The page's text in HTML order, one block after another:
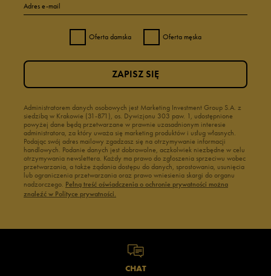
Adres e-mail
Oferta damska Oferta męska
Administratorem danych osobowych jest Marketing Investment Group S.A. z
siedzibą w Krakowie (31-871), os. Dywizjonu 303 paw. 1, udostępnione
powyżej dane będą przetwarzane w prawnie uzasadnionym interesie
administratora, za który uważa się marketing produktów i usług własnych.
Podając swój adres mailowy zgadzasz się na otrzymywanie informacji
handlowych. Podanie danych jest dobrowolne, aczkolwiek niezbędne w celu
otrzymywania newslettera. Każdy ma prawo do zgłoszenia sprzeciwu wobec
przetwarzania, a także żądania dostępu do danych, sprostowania, usunięcia
lub ograniczenia przetwarzania oraz prawo wniesienia skargi do organu
nadzorczego. Pełną treść oświadczenia o ochronie prywatności można
znaleźć w Polityce prywatności.
ZAPISZ SIĘ
CHAT